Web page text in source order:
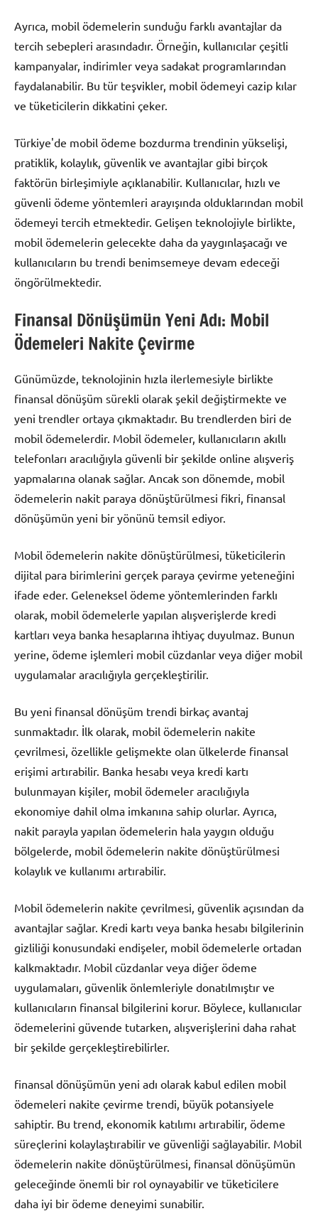
Ayrıca, mobil ödemelerin sunduğu farklı avantajlar da
tercih sebepleri arasındadır. Örneğin, kullanıcılar çeşitli
kampanyalar, indirimler veya sadakat programlarından
faydalanabilir. Bu tür teşvikler, mobil ödemeyi cazip kılar
ve tüketicilerin dikkatini çeker.
Türkiye'de mobil ödeme bozdurma trendinin yükselişi,
pratiklik, kolaylık, güvenlik ve avantajlar gibi birçok
faktörün birleşimiyle açıklanabilir. Kullanıcılar, hızlı ve
güvenli ödeme yöntemleri arayışında olduklarından mobil
ödemeyi tercih etmektedir. Gelişen teknolojiyle birlikte,
mobil ödemelerin gelecekte daha da yaygınlaşacağı ve
kullanıcıların bu trendi benimsemeye devam edeceği
öngörülmektedir.
Finansal Dönüşümün Yeni Adı: Mobil
Ödemeleri Nakite Çevirme
Günümüzde, teknolojinin hızla ilerlemesiyle birlikte
finansal dönüşüm sürekli olarak şekil değiştirmekte ve
yeni trendler ortaya çıkmaktadır. Bu trendlerden biri de
mobil ödemelerdir. Mobil ödemeler, kullanıcıların akıllı
telefonları aracılığıyla güvenli bir şekilde online alışveriş
yapmalarına olanak sağlar. Ancak son dönemde, mobil
ödemelerin nakit paraya dönüştürülmesi fikri, finansal
dönüşümün yeni bir yönünü temsil ediyor.
Mobil ödemelerin nakite dönüştürülmesi, tüketicilerin
dijital para birimlerini gerçek paraya çevirme yeteneğini
ifade eder. Geleneksel ödeme yöntemlerinden farklı
olarak, mobil ödemelerle yapılan alışverişlerde kredi
kartları veya banka hesaplarına ihtiyaç duyulmaz. Bunun
yerine, ödeme işlemleri mobil cüzdanlar veya diğer mobil
uygulamalar aracılığıyla gerçekleştirilir.
Bu yeni finansal dönüşüm trendi birkaç avantaj
sunmaktadır. İlk olarak, mobil ödemelerin nakite
çevrilmesi, özellikle gelişmekte olan ülkelerde finansal
erişimi artırabilir. Banka hesabı veya kredi kartı
bulunmayan kişiler, mobil ödemeler aracılığıyla
ekonomiye dahil olma imkanına sahip olurlar. Ayrıca,
nakit parayla yapılan ödemelerin hala yaygın olduğu
bölgelerde, mobil ödemelerin nakite dönüştürülmesi
kolaylık ve kullanımı artırabilir.
Mobil ödemelerin nakite çevrilmesi, güvenlik açısından da
avantajlar sağlar. Kredi kartı veya banka hesabı bilgilerinin
gizliliği konusundaki endişeler, mobil ödemelerle ortadan
kalkmaktadır. Mobil cüzdanlar veya diğer ödeme
uygulamaları, güvenlik önlemleriyle donatılmıştır ve
kullanıcıların finansal bilgilerini korur. Böylece, kullanıcılar
ödemelerini güvende tutarken, alışverişlerini daha rahat
bir şekilde gerçekleştirebilirler.
finansal dönüşümün yeni adı olarak kabul edilen mobil
ödemeleri nakite çevirme trendi, büyük potansiyele
sahiptir. Bu trend, ekonomik katılımı artırabilir, ödeme
süreçlerini kolaylaştırabilir ve güvenliği sağlayabilir. Mobil
ödemelerin nakite dönüştürülmesi, finansal dönüşümün
geleceğinde önemli bir rol oynayabilir ve tüketicilere
daha iyi bir ödeme deneyimi sunabilir.